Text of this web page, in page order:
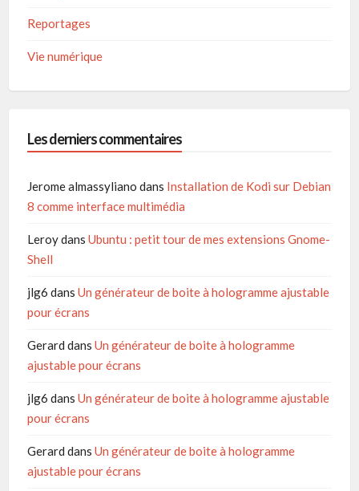
Reportages
Vie numérique
Les derniers commentaires
Jerome almassyliano dans Installation de Kodi sur Debian
8 comme interface multimédia
Leroydans Ubuntu : petit tour de mes extensions Gnome-
Shell
jlg6 dans Un générateur de boite à hologramme ajustable
pour écrans
Gerard dans Un générateur de boite à hologramme
ajustable pour écrans
jlg6 dans Un générateur de boite à hologramme ajustable
pour écrans
Gerard dans Un générateur de boite à hologramme
ajustable pour écrans